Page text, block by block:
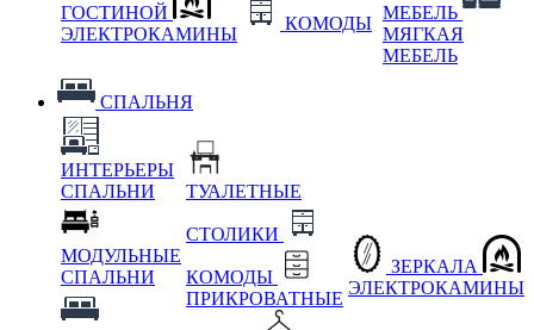
ГОСТИНОЙ
ЭЛЕКТРОКАМИНЫ
КОМОДЫ
МЕБЕЛЬ
МЯГКАЯ
МЕБЕЛЬ
СПАЛЬНЯ
ИНТЕРЬЕРЫ
СПАЛЬНИ
МОДУЛЬНЫЕ
СПАЛЬНИ
ТУАЛЕТНЫЕ
СТОЛИКИ
КОМОДЫ
ПРИКРОВАТНЫЕ
ЗЕРКАЛА
ЭЛЕКТРОКАМИНЫ